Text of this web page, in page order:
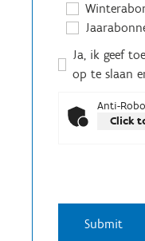
Ja, ik geef
op te slaan
Anti-
Click